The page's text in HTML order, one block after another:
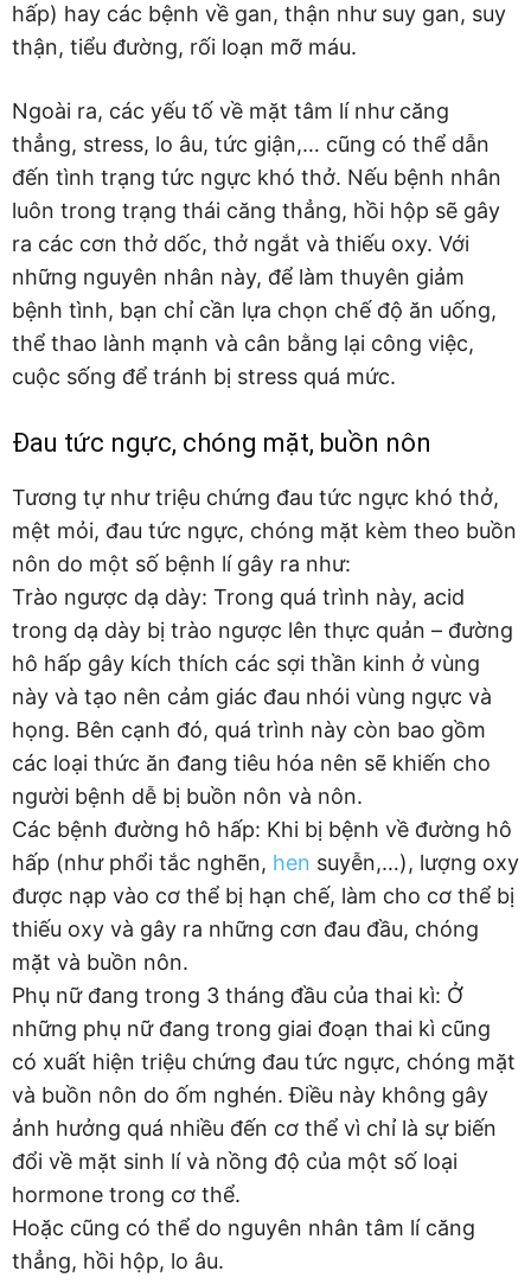
hấp) hay các bệnh về gan, thận như suy gan, suy
thận, tiểu đường, rối loạn mỡ máu.
Ngoài ra, các yếu tố về mặt tâm lí như căng
thẳng, stress, lo âu, tức giận,… cũng có thể dẫn
đến tình trạng tức ngực khó thở. Nếu bệnh nhân
luôn trong trạng thái căng thẳng, hồi hộp sẽ gây
ra các cơn thở dốc, thở ngắt và thiếu oxy. Với
những nguyên nhân này, để làm thuyên giảm
bệnh tình, bạn chỉ cần lựa chọn chế độ ăn uống,
thể thao lành mạnh và cân bằng lại công việc,
cuộc sống để tránh bị stress quá mức.
Đau tức ngực, chóng mặt, buồn nôn
Tương tự như triệu chứng đau tức ngực khó thở,
mệt mỏi, đau tức ngực, chóng mặt kèm theo buồn
nôn do một số bệnh lí gây ra như:
Trào ngược dạ dày: Trong quá trình này, acid
trong dạ dày bị trào ngược lên thực quản – đường
hô hấp gây kích thích các sợi thần kinh ở vùng
này và tạo nên cảm giác đau nhói vùng ngực và
họng. Bên cạnh đó, quá trình này còn bao gồm
các loại thức ăn đang tiêu hóa nên sẽ khiến cho
người bệnh dễ bị buồn nôn và nôn.
Các bệnh đường hô hấp: Khi bị bệnh về đường hô
hấp (như phổi tắc nghẽn, hen suyễn,…), lượng oxy
được nạp vào cơ thể bị hạn chế, làm cho cơ thể bị
thiếu oxy và gây ra những cơn đau đầu, chóng
mặt và buồn nôn.
Phụ nữ đang trong 3 tháng đầu của thai kì: Ở
những phụ nữ đang trong giai đoạn thai kì cũng
có xuất hiện triệu chứng đau tức ngực, chóng mặt
và buồn nôn do ốm nghén. Điều này không gây
ảnh hưởng quá nhiều đến cơ thể vì chỉ là sự biến
đổi về mặt sinh lí và nồng độ của một số loại
hormone trong cơ thể.
Hoặc cũng có thể do nguyên nhân tâm lí căng
thẳng, hồi hộp, lo âu.